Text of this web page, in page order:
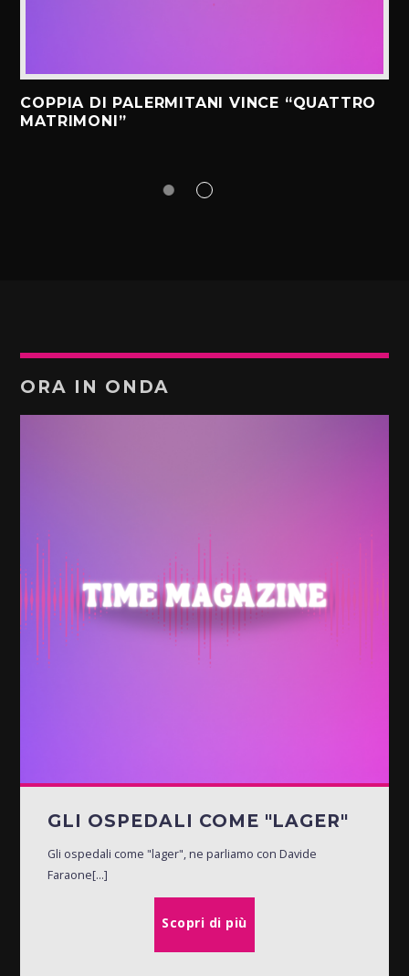
COPPIA DI PALERMITANI VINCE “QUATTRO
MATRIMONI”
ORA IN ONDA
GLI OSPEDALI COME "LAGER"
Gli ospedali come "lager", ne parliamo con Davide
Faraone[...]
Scopri di più